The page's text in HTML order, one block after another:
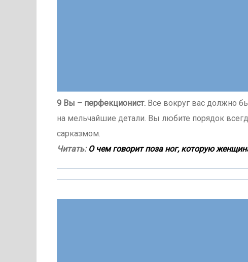
9 Вы – перфекционист. Все вокруг вас должно
на мельчайшие детали. Вы любите порядок
сарказмом.
Читать: О чем говорит поза ног, которую